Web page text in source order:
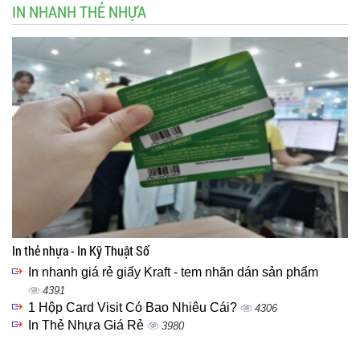
IN NHANH THẺ NHỰA
In thẻ nhựa - In Kỹ Thuật Số
In nhanh giá rẻ giấy Kraft - tem nhãn dán sản phẩm
4391
1 Hộp Card Visit Có Bao Nhiêu Cái? 4306
In Thẻ Nhựa Giá Rẻ 3980